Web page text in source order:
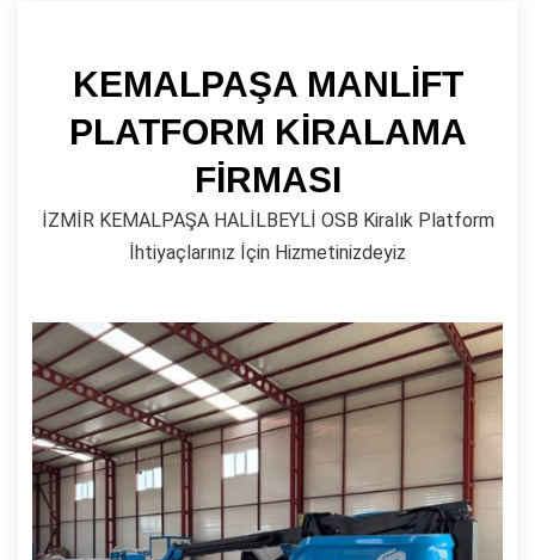
KEMALPAŞA MANLİFT
PLATFORM KİRALAMA
FİRMASI
İZMİR KEMALPAŞA HALİLBEYLİ OSB Kiralık Platform
İhtiyaçlarınız İçin Hizmetinizdeyiz